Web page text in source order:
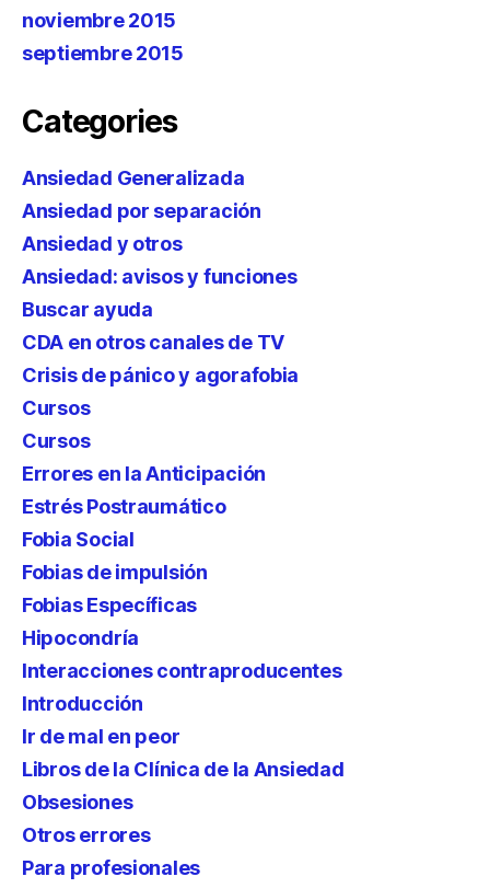
noviembre 2015
septiembre 2015
Categories
Ansiedad Generalizada
Ansiedad por separación
Ansiedad y otros
Ansiedad: avisos y funciones
Buscar ayuda
CDA en otros canales de TV
Crisis de pánico y agorafobia
Cursos
Cursos
Errores en la Anticipación
Estrés Postraumático
Fobia Social
Fobias de impulsión
Fobias Específicas
Hipocondría
Interacciones contraproducentes
Introducción
Ir de mal en peor
Libros de la Clínica de la Ansiedad
Obsesiones
Otros errores
Para profesionales